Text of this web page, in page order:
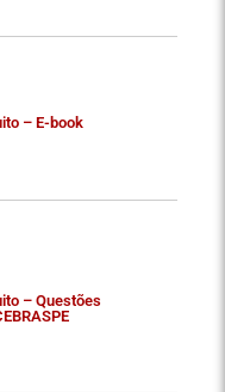
– E-book
– Questões